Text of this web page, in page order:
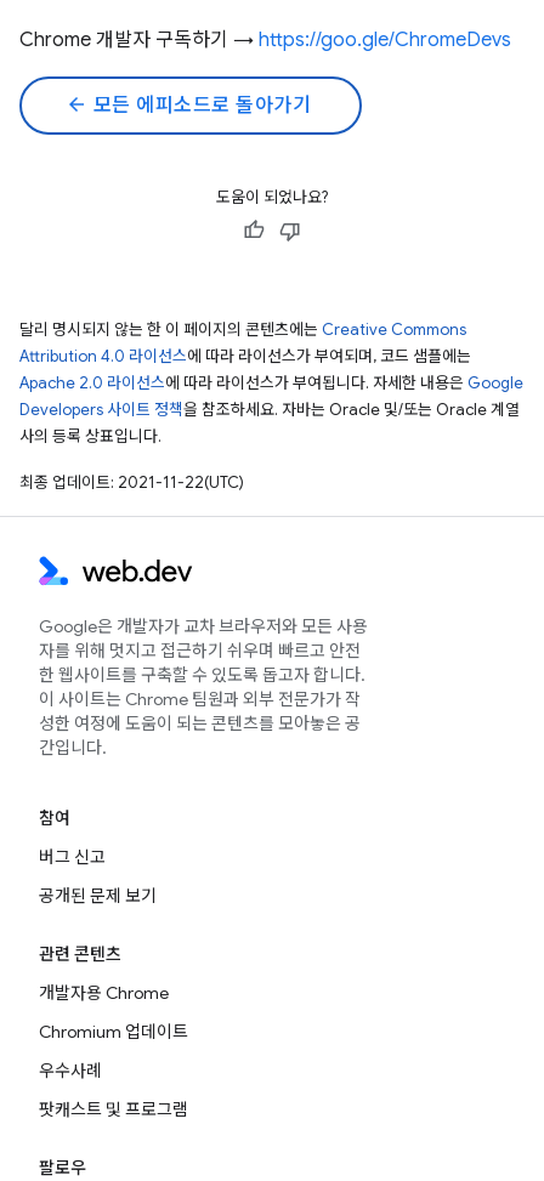
Chrome 개발자 구독하기 → https://goo.gle/ChromeDevs
arrow_back 모든 에피소드로 돌아가기
도움이 되었나요?
달리 명시되지 않는 한 이 페이지의 콘텐츠에는 Creative Commons
Attribution 4.0 라이선스에 따라 라이선스가 부여되며, 코드 샘플에는
Apache 2.0 라이선스에 따라 라이선스가 부여됩니다. 자세한 내용은 Google
Developers 사이트 정책을 참조하세요. 자바는 Oracle 및/또는 Oracle 계열
사의 등록 상표입니다.
최종 업데이트: 2021-11-22(UTC)
Google은 개발자가 교차 브라우저와 모든 사용
자를 위해 멋지고 접근하기 쉬우며 빠르고 안전
한 웹사이트를 구축할 수 있도록 돕고자 합니다.
이 사이트는 Chrome 팀원과 외부 전문가가 작
성한 여정에 도움이 되는 콘텐츠를 모아놓은 공
간입니다.
참여
버그 신고
공개된 문제 보기
관련 콘텐츠
개발자용 Chrome
Chromium 업데이트
우수사례
팟캐스트 및 프로그램
팔로우